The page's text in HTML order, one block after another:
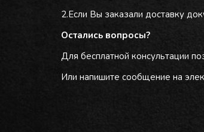
2.Если Вы заказали доставку
Остались вопросы?
Для бесплатной консультации
Или напишите сообщение на